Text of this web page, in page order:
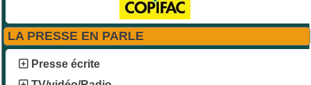
LA PRESSE EN PARLE
Presse écrite